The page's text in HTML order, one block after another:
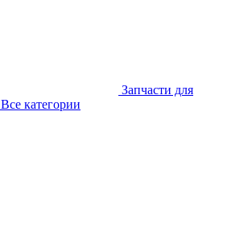
Запчасти для
Все категории